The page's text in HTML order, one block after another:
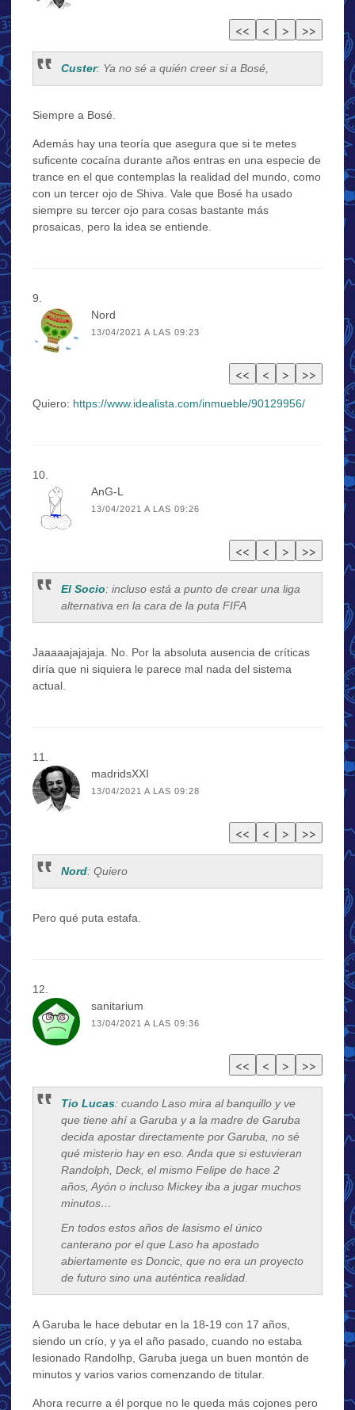
Custer: Ya no sé a quién creer si a Bosé,
Siempre a Bosé.
Además hay una teoría que asegura que si te metes
suficente cocaína durante años entras en una especie de
trance en el que contemplas la realidad del mundo, como
con un tercer ojo de Shiva. Vale que Bosé ha usado
siempre su tercer ojo para cosas bastante más
prosaicas, pero la idea se entiende.
Nord
13/04/2021 A LAS 09:23
Quiero: https://www.idealista.com/inmueble/90129956/
AnG-L
13/04/2021 A LAS 09:26
El Socio: incluso está a punto de crear una liga
alternativa en la cara de la puta FIFA
Jaaaaajajajaja. No. Por la absoluta ausencia de críticas
diría que ni siquiera le parece mal nada del sistema
actual.
madridsXXI
13/04/2021 A LAS 09:28
Nord: Quiero
Pero qué puta estafa.
sanitarium
13/04/2021 A LAS 09:36
Tio Lucas: cuando Laso mira al banquillo y ve
que tiene ahí a Garuba y a la madre de Garuba
decida apostar directamente por Garuba, no sé
qué misterio hay en eso. Anda que si estuvieran
Randolph, Deck, el mismo Felipe de hace 2
años, Ayón o incluso Mickey iba a jugar muchos
minutos…
En todos estos años de lasismo el único
canterano por el que Laso ha apostado
abiertamente es Doncic, que no era un proyecto
de futuro sino una auténtica realidad.
A Garuba le hace debutar en la 18-19 con 17 años,
siendo un crío, y ya el año pasado, cuando no estaba
lesionado Randolhp, Garuba juega un buen montón de
minutos y varios varios comenzando de titular.
Ahora recurre a él porque no le queda más cojones pero